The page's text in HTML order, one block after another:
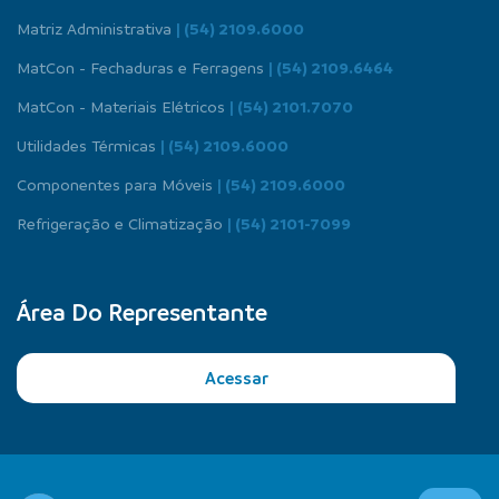
Matriz Administrativa | (54) 2109.6000
MatCon - Fechaduras e Ferragens | (54) 2109.6464
MatCon - Materiais Elétricos | (54) 2101.7070
Utilidades Térmicas | (54) 2109.6000
Componentes para Móveis | (54) 2109.6000
Refrigeração e Climatização | (54) 2101-7099
Área Do Representante
Acessar